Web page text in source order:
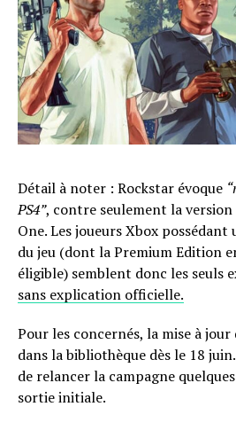
Détail à noter : Rockstar évoque
PS4”, contre seulement la
One. Les joueurs Xbox
du jeu (dont la Premium Edition
éligible) semblent donc les seuls
sans explication officielle.
Pour les concernés, la mise à
dans la bibliothèque dès le 18
de relancer la campagne
sortie initiale.